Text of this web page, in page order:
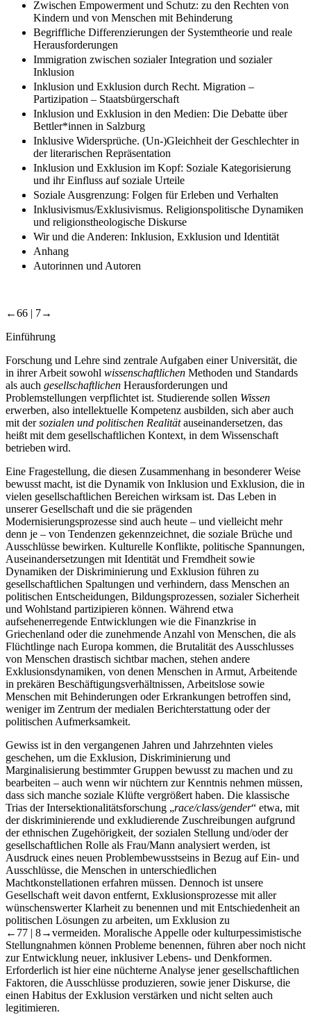
Zwischen Empowerment und Schutz: zu den Rechten von
Kindern und von Menschen mit Behinderung
Begriffliche Differenzierungen der Systemtheorie und reale
Herausforderungen
Immigration zwischen sozialer Integration und sozialer
Inklusion
Inklusion und Exklusion durch Recht. Migration –
Partizipation – Staatsbürgerschaft
Inklusion und Exklusion in den Medien: Die Debatte über
Bettler*innen in Salzburg
Inklusive Widersprüche. (Un-)Gleichheit der Geschlechter in
der literarischen Repräsentation
Inklusion und Exklusion im Kopf: Soziale Kategorisierung
und ihr Einfluss auf soziale Urteile
Soziale Ausgrenzung: Folgen für Erleben und Verhalten
Inklusivismus/Exklusivismus. Religionspolitische Dynamiken
und religionstheologische Diskurse
Wir und die Anderen: Inklusion, Exklusion und Identität
Anhang
Autorinnen und Autoren
←66 | 7→
Einführung
Forschung und Lehre sind zentrale Aufgaben einer Universität, die
in ihrer Arbeit sowohl wissenschaftlichen Methoden und Standards
als auch gesellschaftlichen Herausforderungen und
Problemstellungen verpflichtet ist. Studierende sollen Wissen
erwerben, also intellektuelle Kompetenz ausbilden, sich aber auch
mit dersozialen und politischen Realitätauseinandersetzen, das
heißt mit dem gesellschaftlichen Kontext, in dem Wissenschaft
betrieben wird.
Eine Fragestellung, die diesen Zusammenhang in besonderer Weise
bewusst macht, ist die Dynamik von Inklusion und Exklusion, die in
vielen gesellschaftlichen Bereichen wirksam ist. Das Leben in
unserer Gesellschaft und die sie prägenden
Modernisierungsprozesse sind auch heute – und vielleicht mehr
denn je – von Tendenzen gekennzeichnet, die soziale Brüche und
Ausschlüsse bewirken. Kulturelle Konflikte, politische Spannungen,
Auseinandersetzungen mit Identität und Fremdheit sowie
Dynamiken der Diskriminierung und Exklusion führen zu
gesellschaftlichen Spaltungen und verhindern, dass Menschen an
politischen Entscheidungen, Bildungsprozessen, sozialer Sicherheit
und Wohlstand partizipieren können. Während etwa
aufsehenerregende Entwicklungen wie die Finanzkrise in
Griechenland oder die zunehmende Anzahl von Menschen, die als
Flüchtlinge nach Europa kommen, die Brutalität des Ausschlusses
von Menschen drastisch sichtbar machen, stehen andere
Exklusionsdynamiken, von denen Menschen in Armut, Arbeitende
in prekären Beschäftigungsverhältnissen, Arbeitslose sowie
Menschen mit Behinderungen oder Erkrankungen betroffen sind,
weniger im Zentrum der medialen Berichterstattung oder der
politischen Aufmerksamkeit.
Gewiss ist in den vergangenen Jahren und Jahrzehnten vieles
geschehen, um die Exklusion, Diskriminierung und
Marginalisierung bestimmter Gruppen bewusst zu machen und zu
bearbeiten – auch wenn wir nüchtern zur Kenntnis nehmen müssen,
dass sich manche soziale Klüfte vergrößert haben. Die klassische
Trias der Intersektionalitätsforschung „race/class/gender“ etwa, mit
der diskriminierende und exkludierende Zuschreibungen aufgrund
der ethnischen Zugehörigkeit, der sozialen Stellung und/oder der
gesellschaftlichen Rolle als Frau/Mann analysiert werden, ist
Ausdruck eines neuen Problembewusstseins in Bezug auf Ein- und
Ausschlüsse, die Menschen in unterschiedlichen
Machtkonstellationen erfahren müssen. Dennoch ist unsere
Gesellschaft weit davon entfernt, Exklusionsprozesse mit aller
wünschenswerter Klarheit zu benennen und mit Entschiedenheit an
politischen Lösungen zu arbeiten, um Exklusion zu
←77 | 8→vermeiden. Moralische Appelle oder kulturpessimistische
Stellungnahmen können Probleme benennen, führen aber noch nicht
zur Entwicklung neuer, inklusiver Lebens- und Denkformen.
Erforderlich ist hier eine nüchterne Analyse jener gesellschaftlichen
Faktoren, die Ausschlüsse produzieren, sowie jener Diskurse, die
einen Habitus der Exklusion verstärken und nicht selten auch
legitimieren.